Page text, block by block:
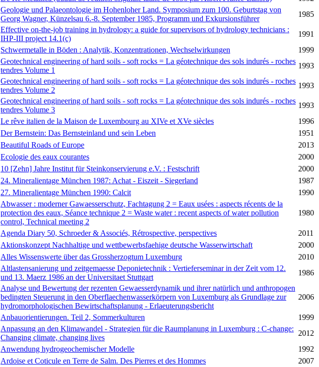
Geologie und Palaeontologie im Hohenloher Land. Symposium zum 100. Geburtstag von
Georg Wagner, Künzelsau 6.-8. September 1985, Programm und Exkursionsführer
1985
Effective on-the-job training in hydrology: a guide for supervisors of hydrology technicians :
IHP-III project 14.1(c)
1991
Schwermetalle in Böden : Analytik, Konzentrationen, Wechselwirkungen
1999
Geotechnical engineering of hard soils - soft rocks = La géotechnique des sols indurés - roches
tendres Volume 1
1993
Geotechnical engineering of hard soils - soft rocks = La géotechnique des sols indurés - roches
tendres Volume 2
1993
Geotechnical engineering of hard soils - soft rocks = La géotechnique des sols indurés - roches
tendres Volume 3
1993
Le rêve italien de la Maison de Luxembourg au XIVe et XVe siècles
1996
Der Bernstein: Das Bernsteinland und sein Leben
1951
Beautiful Roads of Europe
2013
Ecologie des eaux courantes
2000
10 [Zehn] Jahre Institut für Steinkonservierung e.V. : Festschrift
2000
24. Mineralientage München 1987: Achat - Eiszeit - Siegerland
1987
27. Mineralientage München 1990: Calcit 1990
Abwasser : moderner Gawaesserschutz, Fachtagung 2 = Eaux usées : aspects récents de la
protection des eaux, Séance technique 2 = Waste water : recent aspects of water pollution
control, Technical meeting 2
1980
Agenda Diary 50, Schroeder & Associés, Rétrospective, perspectives
2011
Aktionskonzept Nachhaltige und wettbewerbsfaehige deutsche Wasserwirtschaft
2000
Alles Wissenswerte über das Grossherzogtum Luxemburg
2010
Altlastensanierung und zeitgemaesse Deponietechnik : Vertieferseminar in der Zeit vom 12.
und 13. Maerz 1986 an der Universitaet Stuttgart
1986
Analyse und Bewertung der rezenten Gewaesserdynamik und ihrer natürlich und anthropogen
bedingten Steuerung in den Oberflaechenwasserkörpern von Luxemburg als Grundlage zur
hydromorphologischen Bewirtschaftsplanung - Erlaeuterungsbericht
2006
Anbauorientierungen. Teil 2, Sommerkulturen
1999
Anpassung an den Klimawandel - Strategien für die Raumplanung in Luxemburg : C-change:
Changing climate, changing lives
2012
Anwendung hydrogeochemischer Modelle
1992
Ardoise et Coticule en Terre de Salm. Des Pierres et des Hommes 2007